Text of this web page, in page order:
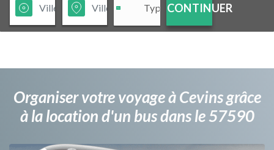
CONTINUER
Organiser votre voyage à Cevins grâce
à la location d'un bus dans le 57590